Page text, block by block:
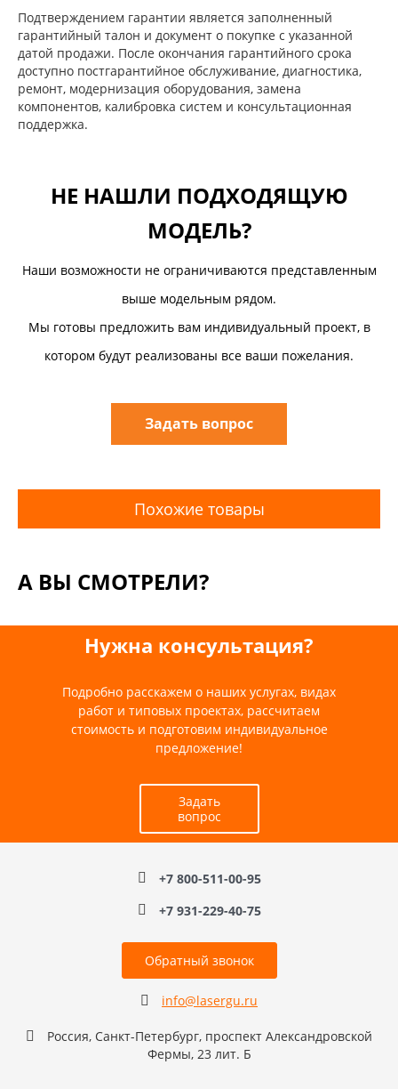
Подтверждением гарантии является заполненный
гарантийный талон и документ о покупке с указанной
датой продажи. После окончания гарантийного срока
доступно постгарантийное обслуживание, диагностика,
ремонт, модернизация оборудования, замена
компонентов, калибровка систем и консультационная
поддержка.
НЕ НАШЛИ ПОДХОДЯЩУЮ
МОДЕЛЬ?
Наши возможности не ограничиваются представленным
выше модельным рядом.
Мы готовы предложить вам индивидуальный проект, в
котором будут реализованы все ваши пожелания.
Задать вопрос
Похожие товары
А ВЫ СМОТРЕЛИ?
Нужна консультация?
Подробно расскажем о наших услугах, видах
работ и типовых проектах, рассчитаем
стоимость и подготовим индивидуальное
предложение!
Задать
вопрос
+7 800-511-00-95
+7 931-229-40-75
Обратный звонок
info@lasergu.ru
Россия, Санкт-Петербург, проспект Александровской
Фермы, 23 лит. Б